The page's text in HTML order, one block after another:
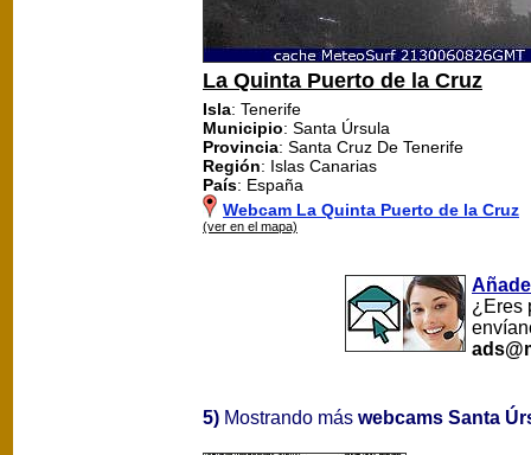
La Quinta Puerto de la Cruz
Isla: Tenerife
Municipio: Santa Úrsula
Provincia: Santa Cruz De Tenerife
Región: Islas Canarias
País: España
Webcam La Quinta Puerto de la Cruz
(ver en el mapa)
¿Eres
5) Mostrando más webcams Santa